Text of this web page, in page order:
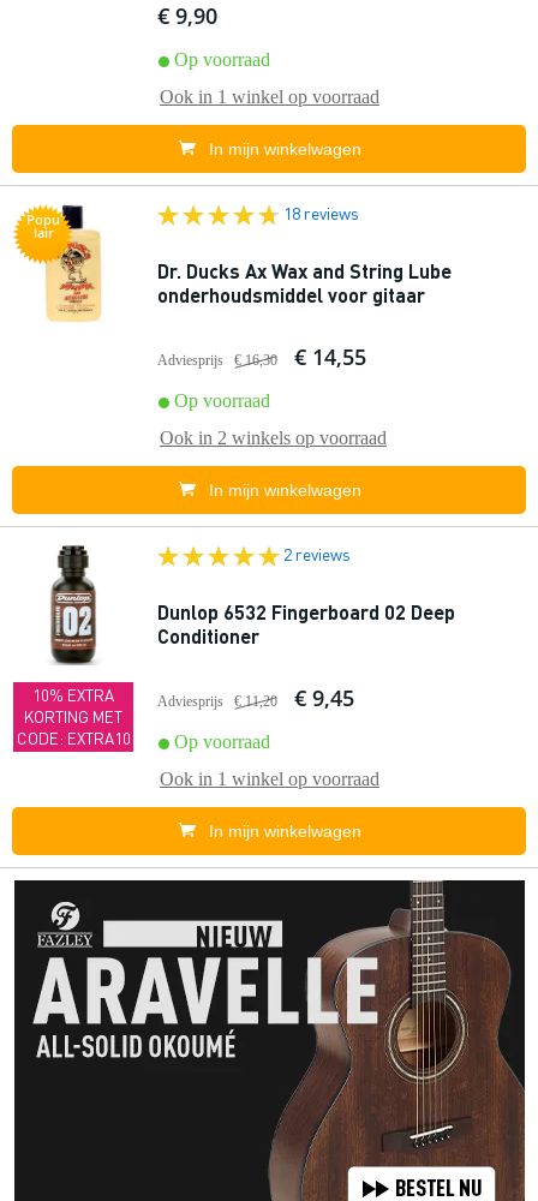
€ 9,90
Op voorraad
Ook in 1 winkel op voorraad
In mijn winkelwagen
Popu
lair
18 reviews
Dr. Ducks Ax Wax and String Lube
onderhoudsmiddel voor gitaar
Adviesprijs € 16,30 € 14,55
Op voorraad
Ook in 2 winkels op voorraad
In mijn winkelwagen
10% EXTRA
KORTING MET
CODE: EXTRA10
2 reviews
Dunlop 6532 Fingerboard 02 Deep
Conditioner
Adviesprijs € 11,20 € 9,45
Op voorraad
Ook in 1 winkel op voorraad
In mijn winkelwagen